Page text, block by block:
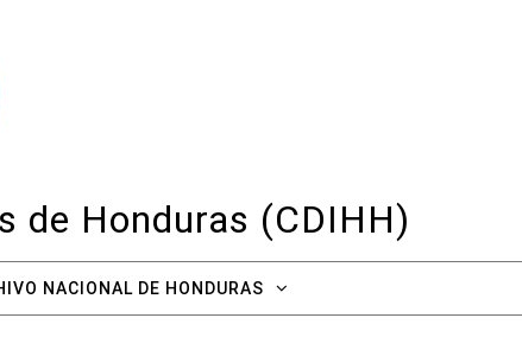
de Honduras (CDIHH)
NACIONAL DE HONDURAS